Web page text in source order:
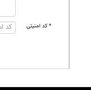
* کد امنیتی